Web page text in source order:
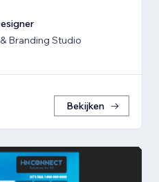
Branding Studio
Bekijken